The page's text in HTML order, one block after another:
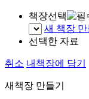
책장선택
새 책장 만
선택한 자료
취소 내책장에 담기
새책장 만들기